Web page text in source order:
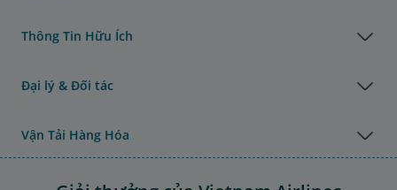
Thông Tin Hữu Ích
Đại lý & Đối tác
Vận Tải Hàng Hóa